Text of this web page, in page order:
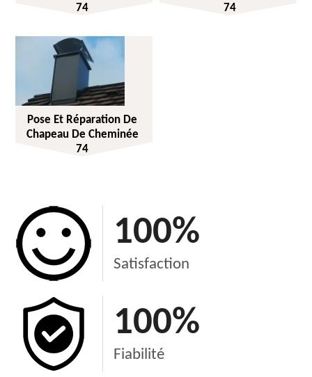
74
74
Pose Et Réparation De
Chapeau De Cheminée
74
100%
Satisfaction
100%
Fiabilité